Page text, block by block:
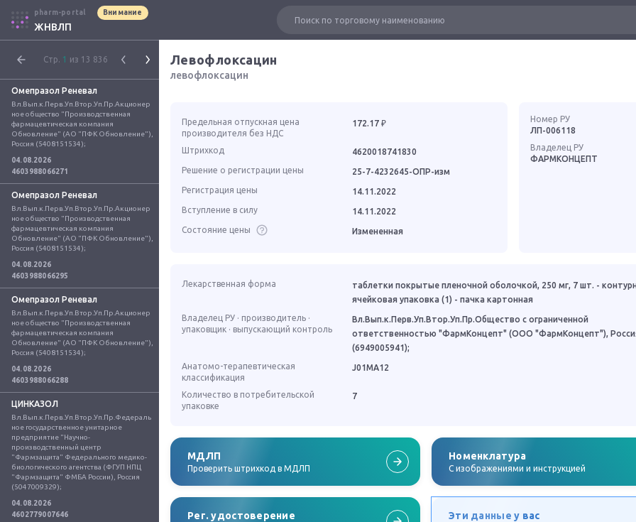
pharm-portal Внимание
ЖНВЛП
Стр. 1 из 13 836
Омепразол Реневал
Вл.Вып.к.Перв.Уп.Втор.Уп.Пр.Акционер
ное общество "Производственная
фармацевтическая компания
Обновление" (АО "ПФК Обновление"),
Россия (5408151534);
04.08.2026
4603988066271
Омепразол Реневал
Вл.Вып.к.Перв.Уп.Втор.Уп.Пр.Акционер
ное общество "Производственная
фармацевтическая компания
Обновление" (АО "ПФК Обновление"),
Россия (5408151534);
04.08.2026
4603988066295
Омепразол Реневал
Вл.Вып.к.Перв.Уп.Втор.Уп.Пр.Акционер
ное общество "Производственная
фармацевтическая компания
Обновление" (АО "ПФК Обновление"),
Россия (5408151534);
04.08.2026
4603988066288
ЦИНКАЗОЛ
Вл.Вып.к.Перв.Уп.Втор.Уп.Пр.Федераль
ное государственное унитарное
предприятие "Научно-
производственный центр
"Фармзащита" Федерального медико-
биологического агентства (ФГУП НПЦ
"Фармзащита" ФМБА России), Россия
(5047009329);
04.08.2026
4602779007646
Левофлоксацин
левофлоксацин
Предельная отпускная цена
производителя без НДС
172.17 ₽
Штрихкод
4620018741830
Решение о регистрации цены
25-7-4232645-ОПР-изм
Регистрация цены
14.11.2022
Вступление в силу
14.11.2022
Состояние цены
Измененная
Номер РУ
ЛП-006118
Владелец РУ
ФАРМКОНЦЕПТ
Лекарственная форма
таблетки покрытые пленочной оболочкой, 250 мг, 7 шт. -
ячейковая упаковка (1) - пачка картонная
Владелец РУ · производитель ·
упаковщик · выпускающий контроль
Вл.Вып.к.Перв.Уп.Втор.Уп.Пр.Общество с ограниченной
ответственностью "ФармКонцепт" (ООО "ФармКонцепт"),
(6949005941);
Анатомо-терапевтическая
классификация
J01MA12
Количество в потребительской
упаковке
7
МДЛП
Проверить штрихкод в МДЛП
Номенклатура
C изображениями и инструкцией
Рег. удостоверение Эти данные у вас